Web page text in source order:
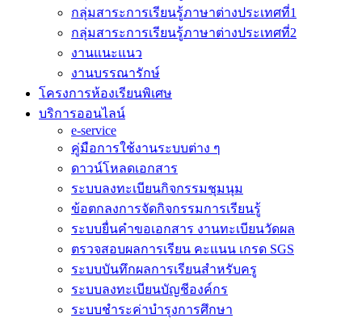
กลุ่มสาระการเรียนรู้ภาษาต่างประเทศที่1
กลุ่มสาระการเรียนรู้ภาษาต่างประเทศที่2
งานแนะแนว
งานบรรณารักษ์
โครงการห้องเรียนพิเศษ
บริการออนไลน์
e-service
คู่มือการใช้งานระบบต่าง ๆ
ดาวน์โหลดเอกสาร
ระบบลงทะเบียนกิจกรรมชุมนุม
ข้อตกลงการจัดกิจกรรมการเรียนรู้
ระบบยื่นคำขอเอกสาร งานทะเบียนวัดผล
ตรวจสอบผลการเรียน คะแนน เกรด SGS
ระบบบันทึกผลการเรียนสำหรับครู
ระบบลงทะเบียนบัญชีองค์กร
ระบบชำระค่าบำรุงการศึกษา